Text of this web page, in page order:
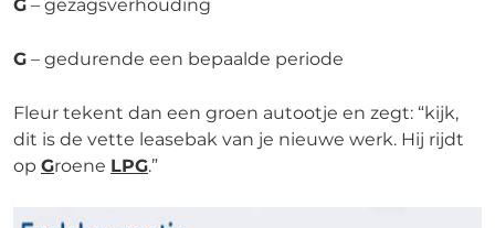
G – gezagsverhouding
G – gedurende een bepaalde periode
Fleur tekent dan een groen autootje en zegt: “kijk,
dit is de vette leasebak van je nieuwe werk. Hij rijdt
op Groene LPG.”